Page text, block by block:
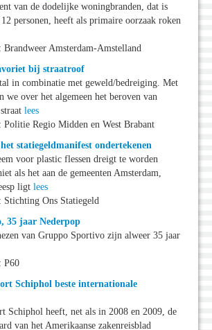
van de dodelijke woningbranden, dat is
personen, heeft als primaire oorzaak roken
Brandweer Amsterdam-Amstelland
bij straatroof
in combinatie met geweld/bedreiging. Met
we over het algemeen het beroven van
lees
Politie Regio Midden en West Brabant
statiegeldmanifest ondertekenen
voor plastic flessen dreigt te worden
als het aan de gemeenten Amsterdam,
ligt lees
Stichting Ons Statiegeld
35 jaar Nederpop
van Gruppo Sportivo zijn alweer 35 jaar
P60
Schiphol beste internationale
Schiphol heeft, net als in 2008 en 2009, de
van het Amerikaanse zakenreisblad